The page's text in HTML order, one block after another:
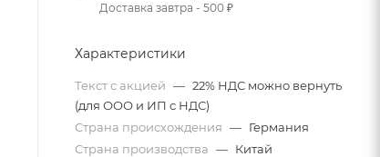
Доставка завтра - 500 ₽
Характеристики
Текст с акцией — 22% НДС можно вернуть
(для ООО и ИП с НДС)
Страна происхождения — Германия
Страна производства — Китай